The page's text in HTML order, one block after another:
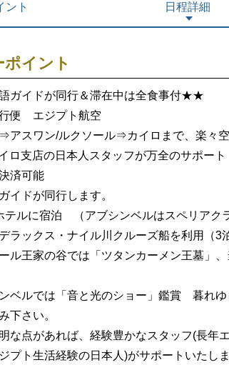
ント 日程詳細
ポイント
ガイドが同行＆滞在中は全食事付★★
便 エジプト航空
スワン/ルクソール⇒カイロまで、楽々
ロ支店の日本人スタッフが万全のサポート
済可能
イドが同行します。
ルに宿泊 （アブシンベルはスペリアク
ラックス・ナイル川クルーズ船を利用（3
ル王家の谷では「ツタンカーメン王墓」
ベルでは「音と光のショー」鑑賞 暮れゆ
下さい。
点があれば、経験豊かなスタッフ(長年
プト生活経験の日本人)がサポートいたし